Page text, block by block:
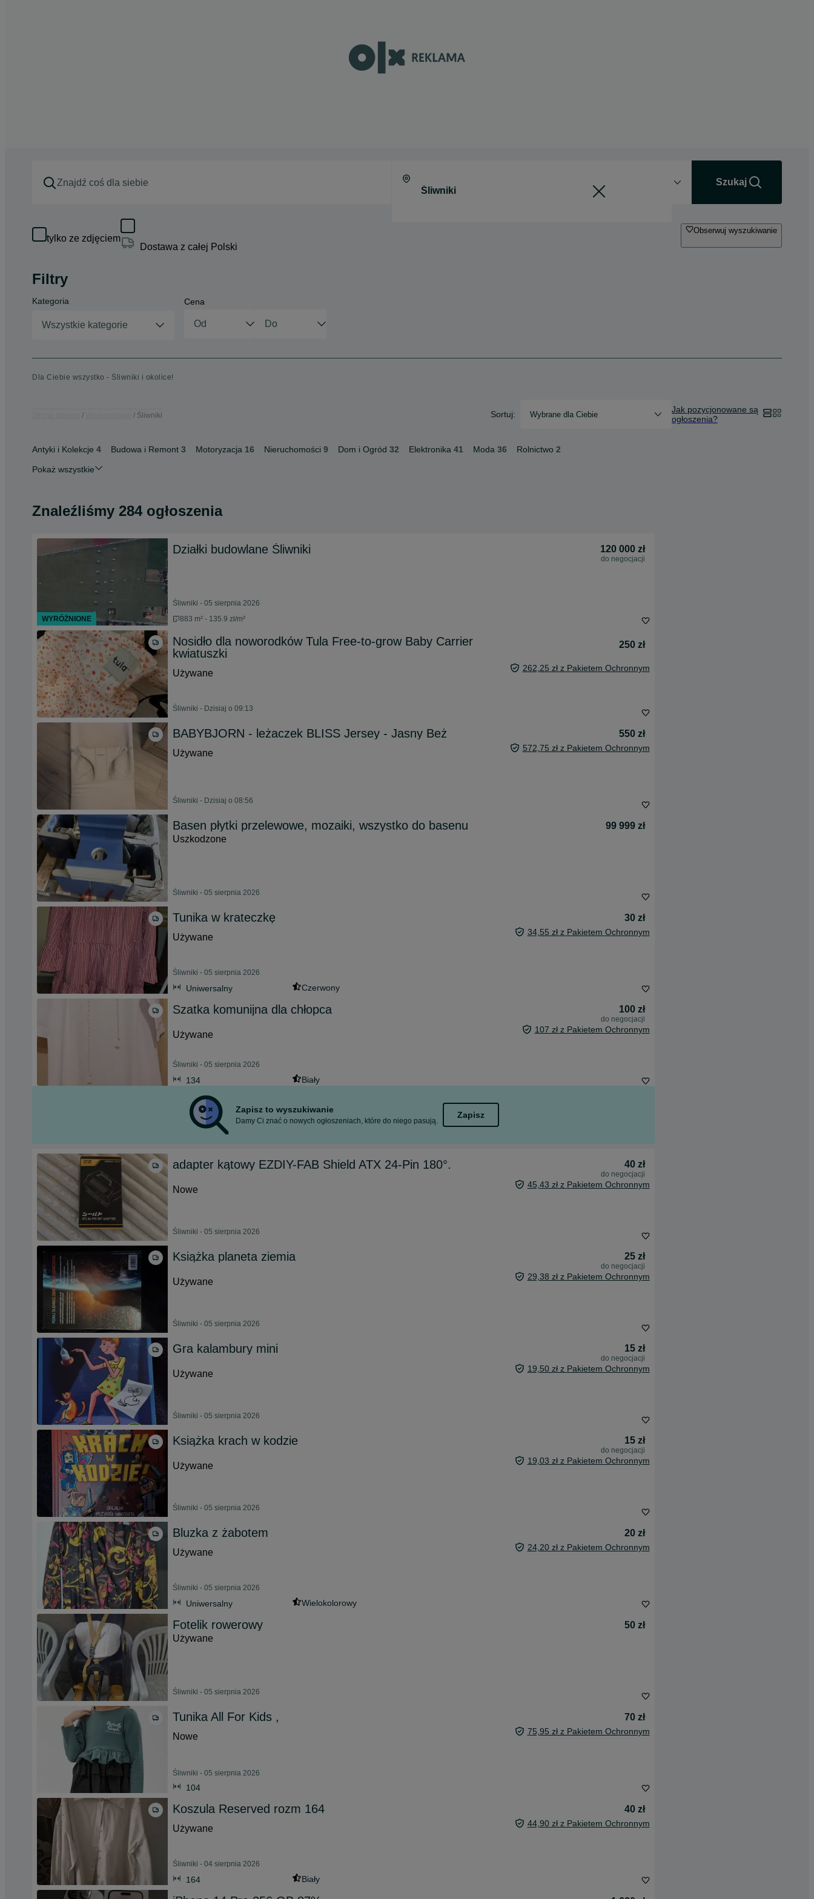
Szukaj
tylko ze zdjęciem
Dostawa z całej Polski
Obserwuj wyszukiwanie
Filtry
Kategoria
Wszystkie kategorie
Cena
Dla Ciebie wszystko - Śliwniki i okolice!
Śliwniki Sortuj: Wybrane dla Ciebie
Jak pozycjonowane są
ogłoszenia?
Antyki i Kolekcje 4 Budowa i Remont 3 Motoryzacja 16 Nieruchomości 9 Dom i Ogród 32 Elektronika 41 Moda 36 Rolnictwo 2
Pokaż wszystkie
Znaleźliśmy 284 ogłoszenia
Działki budowlane Śliwniki 120 000 zł
do negocjacji
Śliwniki - 05 sierpnia 2026
883 m² - 135.9 zł/m²
Nosidło dla noworodków Tula Free-to-grow Baby Carrier
kwiatuszki
250 zł
Używane 262,25 zł z Pakietem Ochronnym
Śliwniki - Dzisiaj o 09:13
BABYBJORN - leżaczek BLISS Jersey - Jasny Beż
550 zł
Używane
572,75 zł z Pakietem Ochronnym
Śliwniki - Dzisiaj o 08:56
Basen płytki przelewowe, mozaiki, wszystko do basenu
99 999 zł
Uszkodzone
Śliwniki - 05 sierpnia 2026
Tunika w krateczkę
30 zł
Używane
34,55 zł z Pakietem Ochronnym
Śliwniki - 05 sierpnia 2026
Uniwersalny Czerwony
Szatka komunijna dla chłopca 100 zł
do negocjacji
Używane 107 zł z Pakietem Ochronnym
Śliwniki - 05 sierpnia 2026
134 Biały
Zapisz to wyszukiwanie
Damy Ci znać o nowych ogłoszeniach, które do niego pasują.
Zapisz
adapter kątowy EZDIY-FAB Shield ATX 24-Pin 180°. 40 zł
do negocjacji
Nowe 45,43 zł z Pakietem Ochronnym
Śliwniki - 05 sierpnia 2026
Książka planeta ziemia 25 zł
do negocjacji
Używane 29,38 zł z Pakietem Ochronnym
Śliwniki - 05 sierpnia 2026
Gra kalambury mini 15 zł
do negocjacji
Używane 19,50 zł z Pakietem Ochronnym
Śliwniki - 05 sierpnia 2026
Książka krach w kodzie 15 zł
do negocjacji
Używane 19,03 zł z Pakietem Ochronnym
Śliwniki - 05 sierpnia 2026
Bluzka z żabotem
20 zł
Używane
24,20 zł z Pakietem Ochronnym
Śliwniki - 05 sierpnia 2026
Uniwersalny Wielokolorowy
Fotelik rowerowy
50 zł
Używane
Śliwniki - 05 sierpnia 2026
Tunika All For Kids ,
70 zł
Nowe
75,95 zł z Pakietem Ochronnym
Śliwniki - 05 sierpnia 2026
104
Koszula Reserved rozm 164
40 zł
Używane
44,90 zł z Pakietem Ochronnym
Śliwniki - 04 sierpnia 2026
164 Biały
WYRÓŻNIONE